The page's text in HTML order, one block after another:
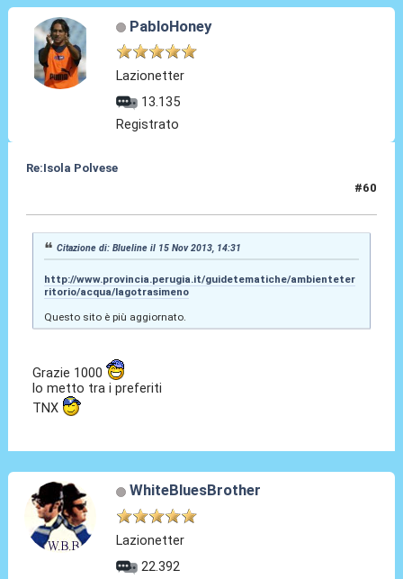
PabloHoney
Lazionetter
13.135
Registrato
Re:Isola Polvese
#60
Citazione di: Blueline il 15 Nov 2013, 14:31
http://www.provincia.perugia.it/guidetematiche/ambienteter
ritorio/acqua/lagotrasimeno
Questo sito è più aggiornato.
Grazie 1000
lo metto tra i preferiti
TNX
WhiteBluesBrother
Lazionetter
22.392